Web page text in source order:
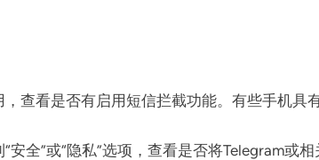
查看是否有启用短信拦截功能。有些手机具
安全”或“隐私”选项，查看是否将Telegram或